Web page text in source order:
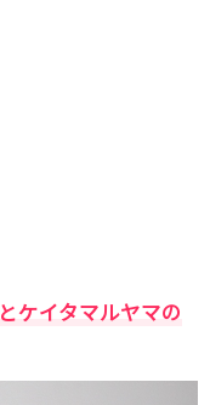
ケイタマルヤマの